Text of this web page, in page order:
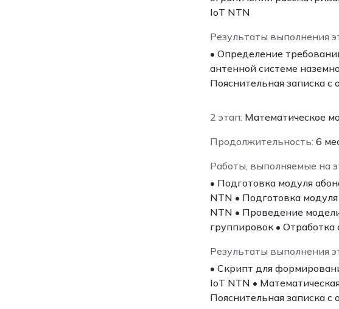
IoT NTN
Результаты выполнения
• Определение
антенной системе
Пояснительная записка с
2 этап: Математическое
Продолжительность: 6
Работы, выполняемые на
• Подготовка модуля
NTN • Подготовка
NTN • Проведение
группировок •
Результаты выполнения
• Скрипт для
IoT NTN •
Пояснительная записка с